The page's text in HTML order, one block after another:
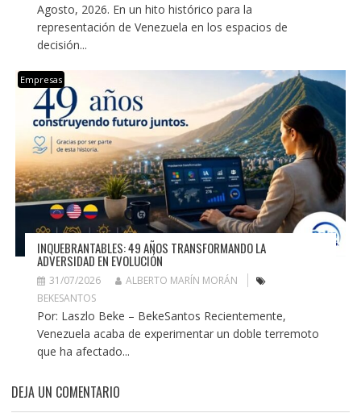
Agosto, 2026. En un hito histórico para la
representación de Venezuela en los espacios de
decisión...
Empresas
INQUEBRANTABLES: 49 AÑOS TRANSFORMANDO LA
ADVERSIDAD EN EVOLUCIÓN
31/07/2026
ALBERTO MARÍN MORÁN
BEKESANTOS
Por: Laszlo Beke – BekeSantos Recientemente,
Venezuela acaba de experimentar un doble terremoto
que ha afectado...
DEJA UN COMENTARIO